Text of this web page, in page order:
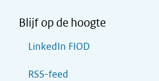
Blijf op de hoogte
LinkedIn FIOD
RSS-feed